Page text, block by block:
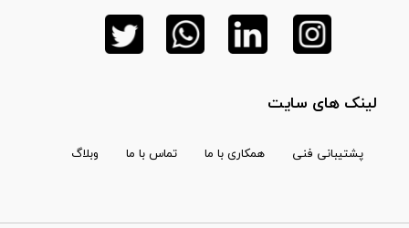
لینک های سایت
پشتیبانی فنی همکاری با ما تماس با ما وبلاگ